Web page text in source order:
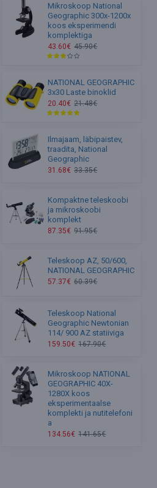
Mikroskoop National
Geographic 300x-1200x
koos eksperimendi
komplektiga
43.60€ 45.90€
NATIONAL GEOGRAPHIC
3x30 Laste binoklid
20.40€ 21.48€
Ilmajaam, läbipaistev,
traadita, National
Geographic
31.68€ 33.35€
Kompaktne teleskoobi
ja mikroskoobi
komplekt
87.35€ 91.95€
Teleskoop AZ, 50/600,
NATIONAL GEOGRAPHIC
57.37€ 60.39€
Teleskoop National
Geographic Newtonian
114/ 900 AZ statiiviga
159.50€ 167.90€
Mikroskoop NATIONAL
GEOGRAPHIC 40X-
1280X koos
eksperimentaalse
komplekti ja nutitelefoni
a
134.56€ 141.65€